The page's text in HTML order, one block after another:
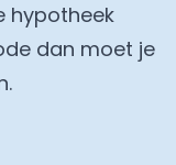
hypotheek
dan moet je